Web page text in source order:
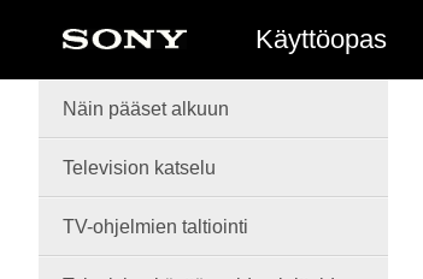
Käyttöopas
Näin pääset alkuun
Television katselu
TV-ohjelmien taltiointi